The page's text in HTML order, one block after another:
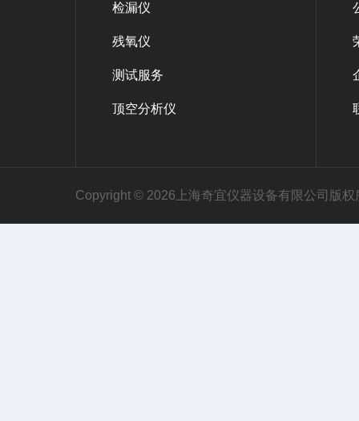
检漏仪
残氧仪
测试服务
顶空分析仪
Copyright © 2026上海奇宜仪器设备有限公司版